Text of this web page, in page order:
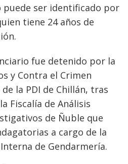
ser identificado por
tiene 24 años de
fue detenido por la
y Contra el Crimen
la PDI de Chillán, tras
Fiscalía de Análisis
de Ñuble que
a cargo de la
de Gendarmería.